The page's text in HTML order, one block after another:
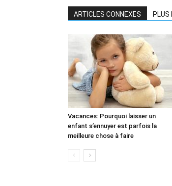
ARTICLES CONNEXES PLUS
Vacances: Pourquoi laisser un
enfant s’ennuyer est parfois la
meilleure chose à faire